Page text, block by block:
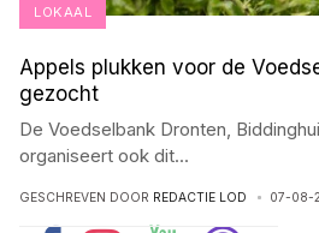
LOKAAL
Appels plukken voor de
gezocht
De Voedselbank Dronten,
organiseert ook dit...
GESCHREVEN DOOR REDACTIE LOD 07-08-